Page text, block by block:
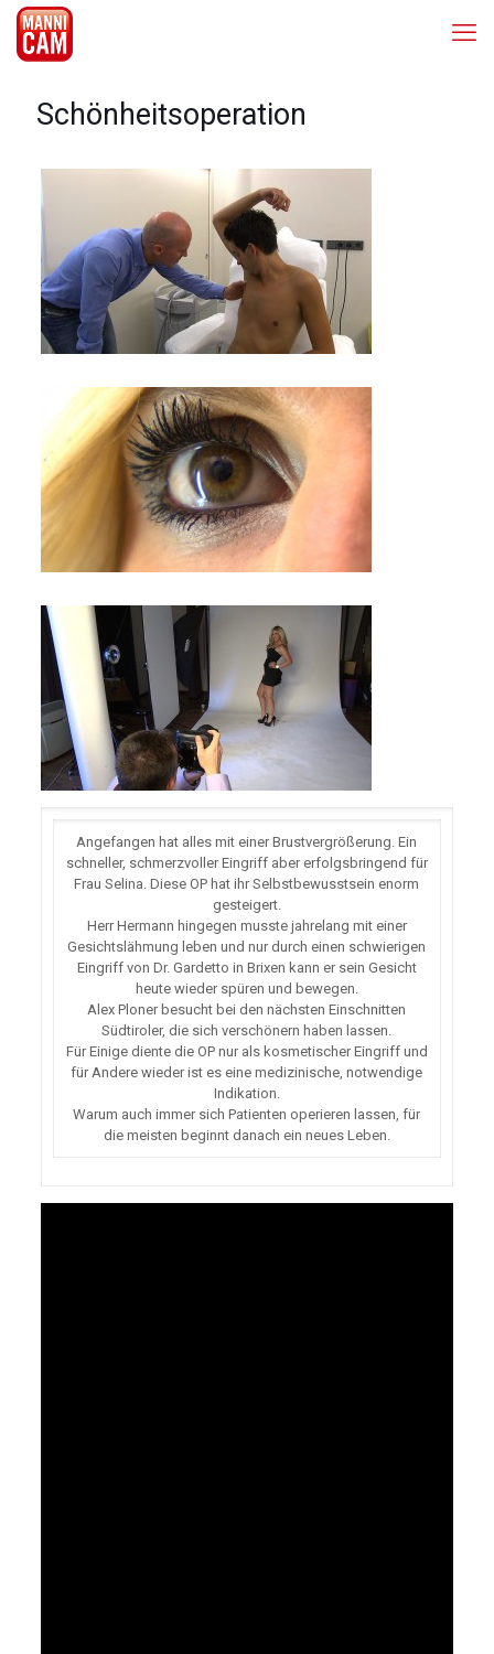
Schönheitsoperation
Angefangen hat alles mit einer Brustvergrößerung. Ein
schneller, schmerzvoller Eingriff aber erfolgsbringend für
Frau Selina. Diese OP hat ihr Selbstbewusstsein enorm
gesteigert.
Herr Hermann hingegen musste jahrelang mit einer
Gesichtslähmung leben und nur durch einen schwierigen
Eingriff von Dr. Gardetto in Brixen kann er sein Gesicht
heute wieder spüren und bewegen.
Alex Ploner besucht bei den nächsten Einschnitten
Südtiroler, die sich verschönern haben lassen.
Für Einige diente die OP nur als kosmetischer Eingriff und
für Andere wieder ist es eine medizinische, notwendige
Indikation.
Warum auch immer sich Patienten operieren lassen, für
die meisten beginnt danach ein neues Leben.